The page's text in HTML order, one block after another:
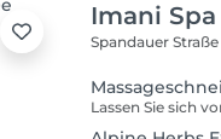
Imani Spa
Spandauer Straße